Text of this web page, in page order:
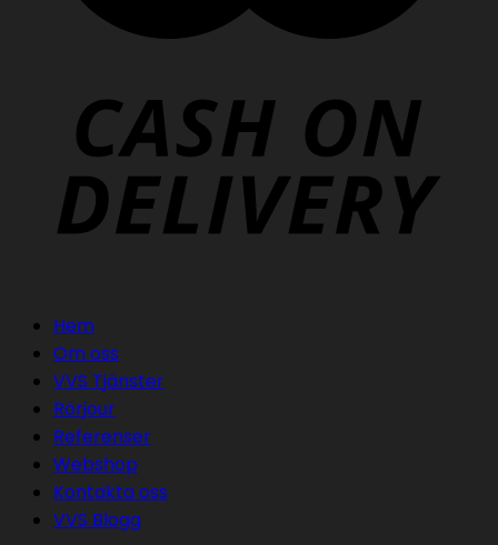
Hem
Om oss
VVS Tjänster
Rörjour
Referenser
Webshop
Kontakta oss
VVS Blogg